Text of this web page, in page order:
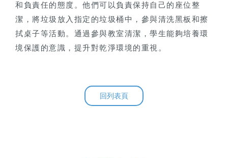
和負責任的態度。他們可以負責保持自己的座位整
潔，將垃圾放入指定的垃圾桶中，參與清洗黑板和擦
拭桌子等活動。通過參與教室清潔，學生能夠培養環
境保護的意識，提升對乾淨環境的重視。
回列表頁